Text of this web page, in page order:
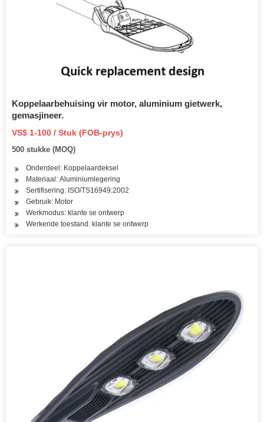
Koppelaarbehuising vir motor, aluminium gietwerk,
gemasjineer.
VS$ 1-100 / Stuk (FOB-prys)
500 stukke (MOQ)
Onderdeel: Koppelaardeksel
Materiaal: Aluminiumlegering
Sertifisering: ISO/TS16949:2002
Gebruik: Motor
Werkmodus: klante se ontwerp
Werkende toestand: klante se ontwerp